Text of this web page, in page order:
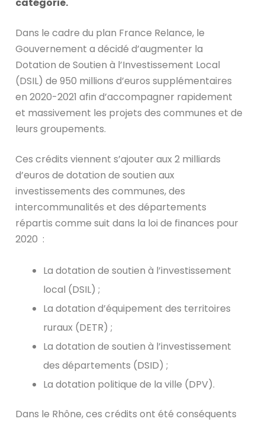
Dans le cadre du plan France Relance, le
Gouvernement a décidé d’augmenter la
Dotation de Soutien à l’Investissement Local
(DSIL) de 950 millions d’euros supplémentaires
en 2020-2021 afin d’accompagner rapidement
et massivement les projets des communes et de
leurs groupements.
Ces crédits viennent s’ajouter aux 2 milliards
d’euros de dotation de soutien aux
investissements des communes, des
intercommunalités et des départements
répartis comme suit dans la loi de finances pour
2020 :
La dotation de soutien à l’investissement
local (DSIL) ;
La dotation d’équipement des territoires
ruraux (DETR) ;
La dotation de soutien à l’investissement
des départements (DSID) ;
La dotation politique de la ville (DPV).
Dans le Rhône, ces crédits ont été conséquents